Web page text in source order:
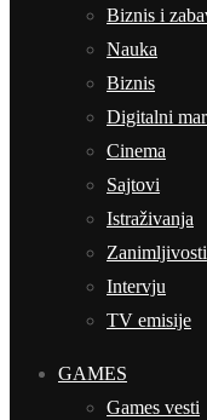
Biznis i
Nauka
Biznis
Digitalni
Cinema
Sajtovi
Istraživanja
Zanimljivosti
Intervju
TV emisije
GAMES
Games vesti